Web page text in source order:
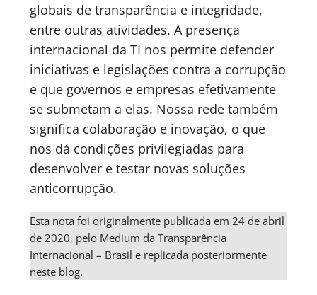
globais de transparência e integridade,
entre outras atividades. A presença
internacional da TI nos permite defender
iniciativas e legislações contra a corrupção
e que governos e empresas efetivamente
se submetam a elas. Nossa rede também
significa colaboração e inovação, o que
nos dá condições privilegiadas para
desenvolver e testar novas soluções
anticorrupção.
Esta nota foi originalmente publicada em 24 de abril
de 2020, pelo Medium da Transparência
Internacional – Brasil e replicada posteriormente
neste blog.